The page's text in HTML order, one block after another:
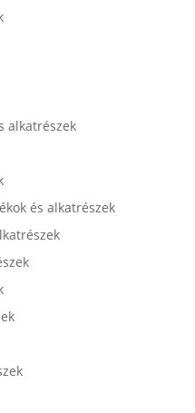
alkatrészek
és alkatrészek